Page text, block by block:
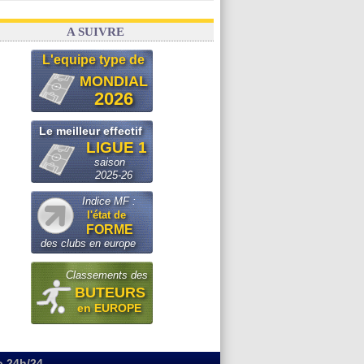
A SUIVRE
L'equipe type de
MONDIAL
2026
Le meilleur effectif
LIGUE 1
saison
2025-26
Indice MF :
l'état de
FORME
des clubs en europe
Classements des
BUTEURS
en EUROPE